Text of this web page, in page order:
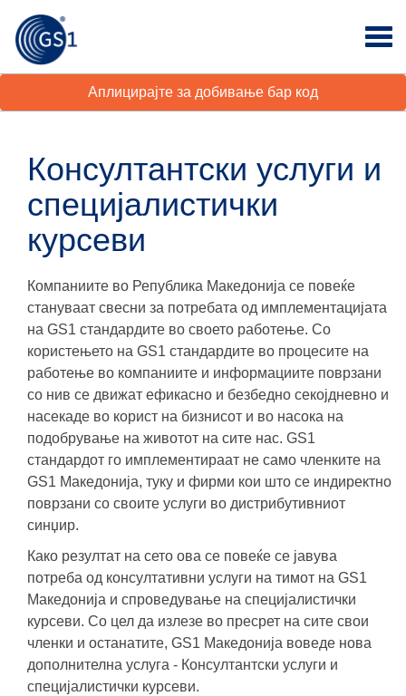
Аплицирајте за добивање бар код
Консултантски услуги и
специјалистички
курсеви
Компаниите во Република Македонија се повеќе
стануваат свесни за потребата од имплементацијата
на GS1 стандардите во своето работење. Со
користењето на GS1 стандардите во процесите на
работење во компаниите и информациите поврзани
со нив се движат ефикасно и безбедно секојдневно и
насекаде во корист на бизнисот и во насока на
подобрување на животот на сите нас. GS1
стандардот го имплементираат не само членките на
GS1 Македонија, туку и фирми кои што се индиректно
поврзани со своите услуги во дистрибутивниот
синџир.
Како резултат на сето ова се повеќе се јавува
потреба од консултативни услуги на тимот на GS1
Mакедонија и спроведување на специјалистички
курсеви. Со цел да излезе во пресрет на сите свои
членки и останатите, GS1 Македонија воведе нова
дополнителна услуга - Консултантски услуги и
специјалистички курсеви.